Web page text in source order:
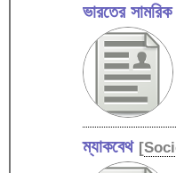
ভারতের সামরিক
ম্যাকবেথ [